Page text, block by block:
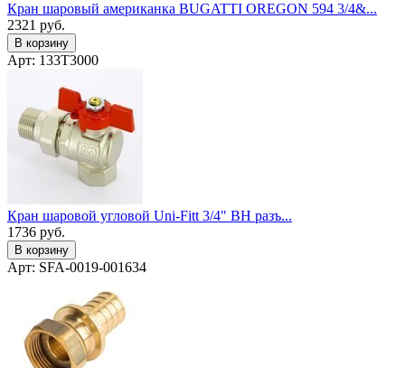
Кран шаровый американка BUGATTI OREGON 594 3/4&...
2321 руб.
В корзину
Арт: 133T3000
Кран шаровой угловой Uni-Fitt 3/4" ВН разъ...
1736 руб.
В корзину
Арт: SFA-0019-001634